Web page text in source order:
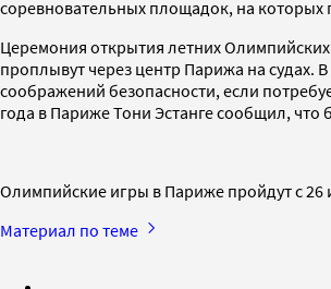
соревновательных площадок, на
Церемония открытия летних
проплывут через центр Парижа на судах.
соображений безопасности, если
года в Париже Тони Эстанге сообщил,
Олимпийские игры в Париже пройдут с 26
Материал по теме